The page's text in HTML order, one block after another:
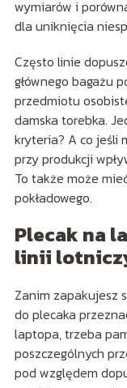
wymiarów i
dla uniknięcia
Często linie
głównego bagażu
przedmiotu
damska torebka.
kryteria? A co jeśli
przy produkcji
To także może
pokładowego.
Plecak na
linii
Zanim zapakujesz
do plecaka
laptopa, trzeba
poszczególnych
pod względem